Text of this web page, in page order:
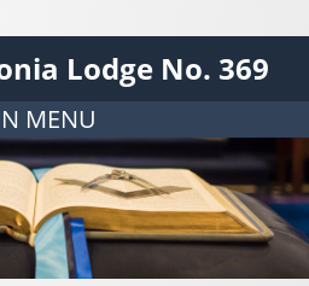
Lodge No. 369
MENU